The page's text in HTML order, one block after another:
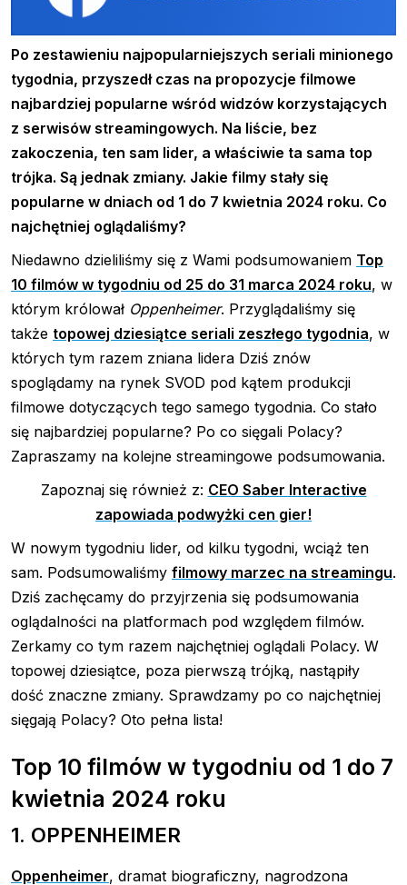
Po zestawieniu najpopularniejszych seriali minionego
tygodnia, przyszedł czas na propozycje filmowe
najbardziej popularne wśród widzów korzystających
z serwisów streamingowych. Na liście, bez
zakoczenia, ten sam lider, a właściwie ta sama top
trójka. Są jednak zmiany. Jakie filmy stały się
popularne w dniach od 1 do 7 kwietnia 2024 roku. Co
najchętniej oglądaliśmy?
Niedawno dzieliliśmy się z Wami podsumowaniem Top
10 filmów w tygodniu od 25 do 31 marca 2024 roku, w
którym królował Oppenheimer. Przyglądaliśmy się
także topowej dziesiątce seriali zeszłego tygodnia, w
których tym razem zniana lidera Dziś znów
spoglądamy na rynek SVOD pod kątem produkcji
filmowe dotyczących tego samego tygodnia. Co stało
się najbardziej popularne? Po co sięgali Polacy?
Zapraszamy na kolejne streamingowe podsumowania.
Zapoznaj się również z: CEO Saber Interactive
zapowiada podwyżki cen gier!
W nowym tygodniu lider, od kilku tygodni, wciąż ten
sam. Podsumowaliśmy filmowy marzec na streamingu.
Dziś zachęcamy do przyjrzenia się podsumowania
oglądalności na platformach pod względem filmów.
Zerkamy co tym razem najchętniej oglądali Polacy. W
topowej dziesiątce, poza pierwszą trójką, nastąpiły
dość znaczne zmiany. Sprawdzamy po co najchętniej
sięgają Polacy? Oto pełna lista!
Top 10 filmów w tygodniu od 1 do 7
kwietnia 2024 roku
1. OPPENHEIMER
Oppenheimer, dramat biograficzny, nagrodzona